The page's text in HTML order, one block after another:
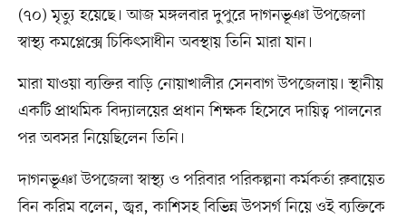
(৭০) মৃত্যু হয়েছে। আজ মঙ্গলবার দুপুরে দাগনভূঞা উপজেলা
স্বাস্থ্য কমপ্লেক্সে চিকিৎসাধীন অবস্থায় তিনি মারা যান।
মারা যাওয়া ব্যক্তির বাড়ি নোয়াখালীর সেনবাগ উপজেলায়। স্থানীয়
একটি প্রাথমিক বিদ্যালয়ের প্রধান শিক্ষক হিসেবে দায়িত্ব পালনের
পর অবসর নিয়েছিলেন তিনি।
দাগনভূঞা উপজেলা স্বাস্থ্য ও পরিবার পরিকল্পনা কর্মকর্তা রুবায়েত
বিন করিম বলেন, জ্বর, কাশিসহ বিভিন্ন উপসর্গ নিয়ে ওই ব্যক্তিকে